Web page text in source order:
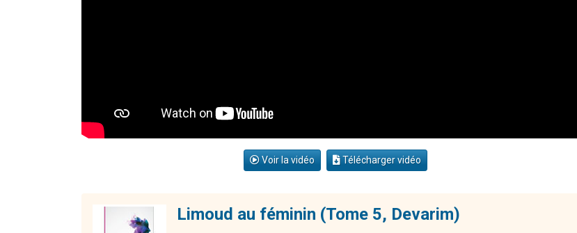
Voir la vidéo Télécharger vidéo
Limoud au féminin (Tome 5, Devarim)